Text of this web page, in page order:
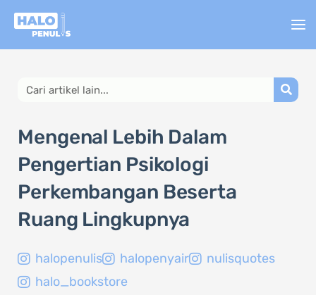
Lewati
Search
Mengenal Lebih Dalam
Pengertian Psikologi
Perkembangan Beserta
Ruang Lingkupnya
halopenulis halopenyair
nulisquotes
halo_bookstore